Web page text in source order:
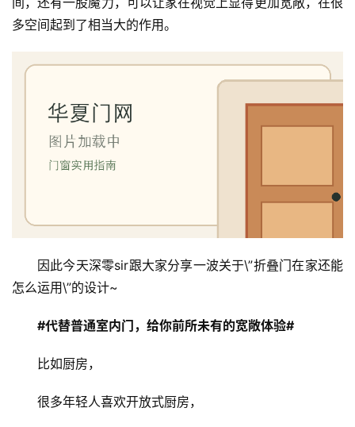
多空间起到了相当大的作用。
因此今天深零sir跟大家分享一波关于\”折叠门在家还能
怎么运用\”的设计~
#代替普通室内门，给你前所未有的宽敞体验#
比如厨房，
很多年轻人喜欢开放式厨房，